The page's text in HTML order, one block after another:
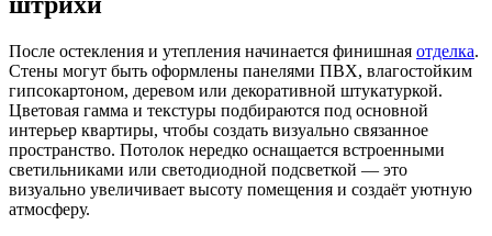
После остекления и утепления начинается финишная отделка.
Стены могут быть оформлены панелями ПВХ, влагостойким
гипсокартоном, деревом или декоративной штукатуркой.
Цветовая гамма и текстуры подбираются под основной
интерьер квартиры, чтобы создать визуально связанное
пространство. Потолок нередко оснащается встроенными
светильниками или светодиодной подсветкой — это
визуально увеличивает высоту помещения и создаёт уютную
атмосферу.